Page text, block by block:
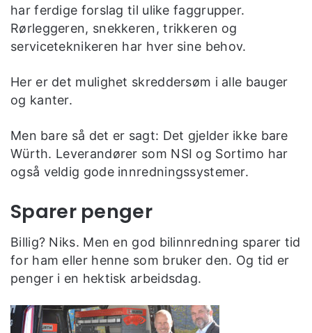
har ferdige forslag til ulike faggrupper.
Rørleggeren, snekkeren, trikkeren og
serviceteknikeren har hver sine behov.
Her er det mulighet skreddersøm i alle bauger
og kanter.
Men bare så det er sagt: Det gjelder ikke bare
Würth. Leverandører som NSI og Sortimo har
også veldig gode innredningssystemer.
Sparer penger
Billig? Niks. Men en god bilinnredning sparer tid
for ham eller henne som bruker den. Og tid er
penger i en hektisk arbeidsdag.